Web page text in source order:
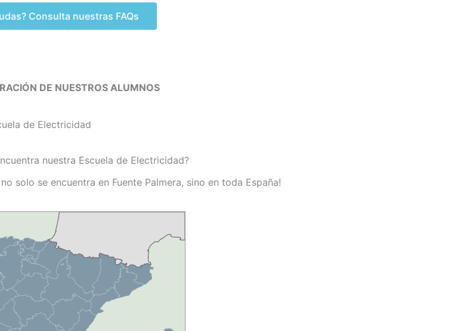
Consulta nuestras FAQs
DE NUESTROS ALUMNOS
nuestra Escuela de Electricidad?
solo se encuentra en Fuente Palmera, sino en toda España!